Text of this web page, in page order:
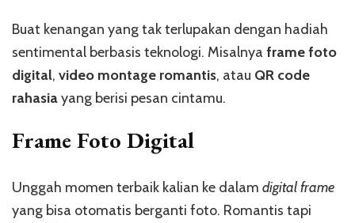
Buat kenangan yang tak terlupakan dengan hadiah
sentimental berbasis teknologi. Misalnya frame foto
digital, video montage romantis, atau QR code
rahasiayang berisi pesan cintamu.
Frame Foto Digital
Unggah momen terbaik kalian ke dalam digital frame
yang bisa otomatis berganti foto. Romantis tapi